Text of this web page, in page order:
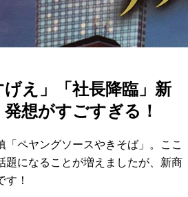
げえ」「社長降臨」新
想がすごすぎる！
「ペヤングソースやきそば」。ここ
題になることが増えましたが、新商
！